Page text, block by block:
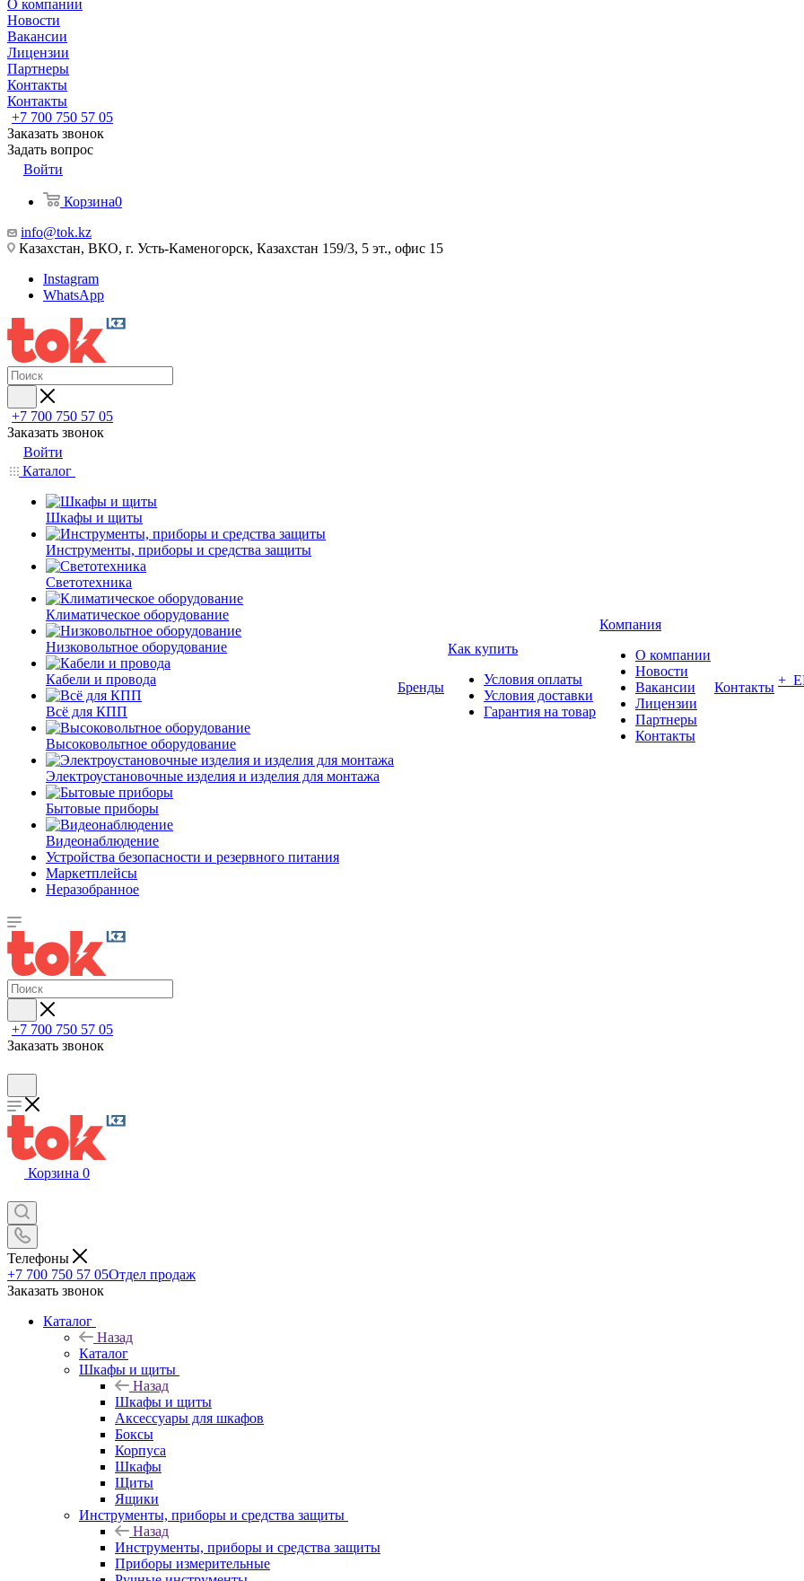
О компании
Новости
Вакансии
Лицензии
Партнеры
Контакты
Контакты
+7 700 750 57 05
Заказать звонок
Задать вопрос
Войти
Корзина0
info@tok.kz
Казахстан, ВКО, г. Усть-Каменогорск, Казахстан 159/3, 5 эт., офис 15
Instagram
WhatsApp
+7 700 750 57 05
Заказать звонок
Войти
Каталог
Шкафы и щиты
Инструменты, приборы и средства защиты
Светотехника
Климатическое оборудование
Низковольтное оборудование
Кабели и провода
Всё для КПП
Высоковольтное оборудование
Электроустановочные изделия и изделия для монтажа
Бытовые приборы
Видеонаблюдение
Устройства безопасности и резервного питания
Маркетплейсы
Неразобранное
Бренды
Как купить
Условия оплаты
Условия доставки
Гарантия на товар
Компания
О компании
Новости
Вакансии
Лицензии
Партнеры
Контакты
Контакты +
+7 700 750 57 05
Заказать звонок
Корзина 0
Телефоны
+7 700 750 57 05Отдел продаж
Заказать звонок
Каталог
Назад
Каталог
Шкафы и щиты
Назад
Шкафы и щиты
Аксессуары для шкафов
Боксы
Корпуса
Шкафы
Щиты
Ящики
Инструменты, приборы и средства защиты
Назад
Инструменты, приборы и средства защиты
Приборы измерительные